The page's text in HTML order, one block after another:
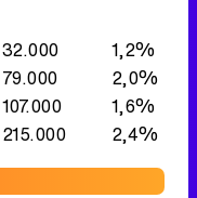
302.000
12,4%
851.000 17,9%
21,0%